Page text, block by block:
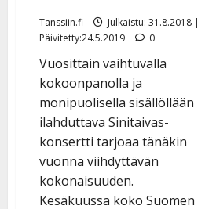
Tanssiin.fi
Julkaistu: 31.8.2018 |
Päivitetty:24.5.2019
0
Vuosittain vaihtuvalla
kokoonpanolla ja
monipuolisella sisällöllään
ilahduttava Sinitaivas-
konsertti tarjoaa tänäkin
vuonna viihdyttävän
kokonaisuuden.
Kesäkuussa koko Suomen